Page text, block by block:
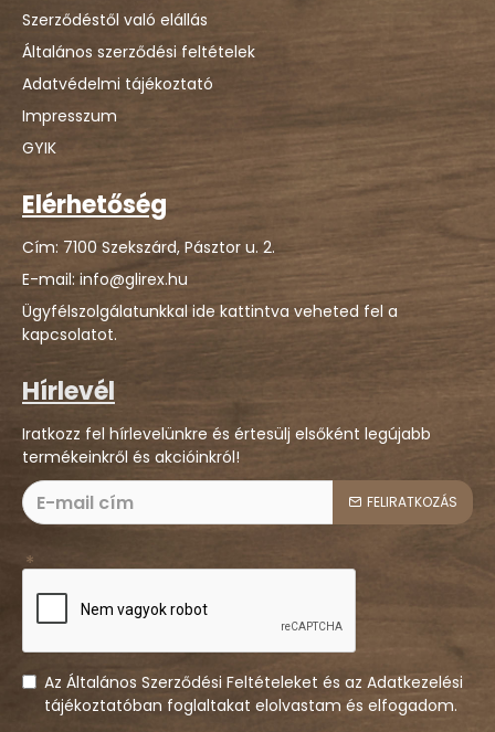
Szerződéstől való elállás
Általános szerződési feltételek
Adatvédelmi tájékoztató
Impresszum
GYIK
Elérhetőség
Cím: 7100 Szekszárd, Pásztor u. 2.
E-mail: info@glirex.hu
Ügyfélszolgálatunkkal ide kattintva veheted fel a
kapcsolatot.
Hírlevél
Iratkozz fel hírlevelünkre és értesülj elsőként legújabb
termékeinkről és akcióinkról!
FELIRATKOZÁS
Az Általános Szerződési Feltételeket és az Adatkezelési
tájékoztatóban foglaltakat elolvastam és elfogadom.